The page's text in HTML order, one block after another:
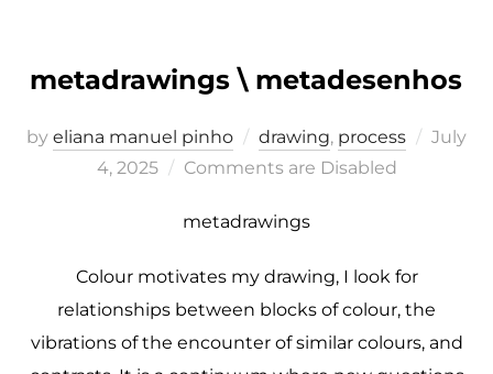
metadrawings \ metadesenhos
by eliana manuel pinho drawing, process
Posted
July
4, 2025
Comments are Disabled
metadrawings
Colour motivates my drawing, I look for
relationships between blocks of colour, the
vibrations of the encounter of similar colours, and